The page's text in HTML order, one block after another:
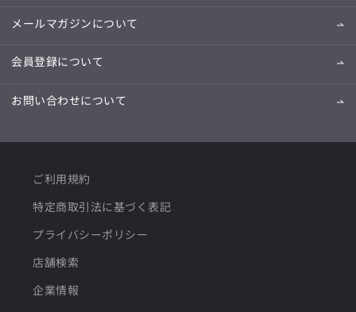
メールマガジンについて
会員登録について
お問い合わせについて
ご利用規約
特定商取引法に基づく表記
プライバシーポリシー
店舗検索
企業情報